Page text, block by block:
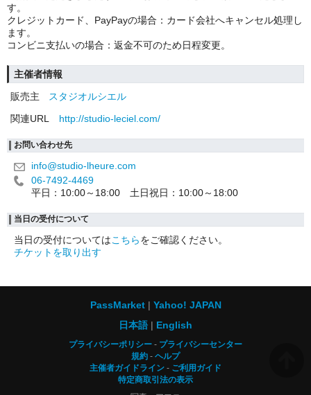
す。
クレジットカード、PayPayの場合：カード会社へキャンセル処理し
ます。
コンビニ支払いの場合：返金不可のため日程変更。
主催者情報
販売主
スタジオルシエル
関連URL
http://studio-leciel.com/
お問い合わせ先
info@studio-lheure.com
06-7492-4469
平日：10:00～18:00 土日祝日：10:00～18:00
当日の受付について
当日の受付についてはこちらをご確認ください。
チケットを取り出す
PassMarket
Yahoo! JAPAN
日本語
English
プライバシーポリシー
プライバシーセンター
規約
ヘルプ
主催者ガイドライン
ご利用ガイド
特定商取引法の表示